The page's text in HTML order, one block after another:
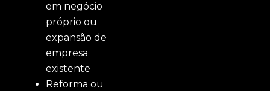
em negócio
próprio ou
expansão de
empresa
existente
Reforma ou